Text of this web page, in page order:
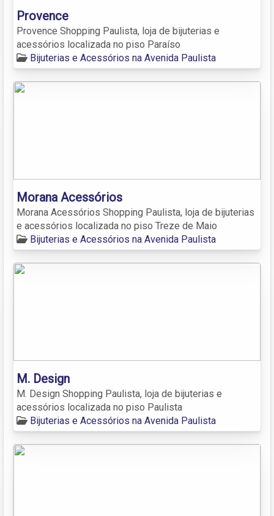
Provence
Provence Shopping Paulista, loja de bijuterias e
acessórios localizada no piso Paraíso
Bijuterias e Acessórios na Avenida Paulista
Morana Acessórios
Morana Acessórios Shopping Paulista, loja de bijuterias
e acessórios localizada no piso Treze de Maio
Bijuterias e Acessórios na Avenida Paulista
M. Design
M. Design Shopping Paulista, loja de bijuterias e
acessórios localizada no piso Paulista
Bijuterias e Acessórios na Avenida Paulista